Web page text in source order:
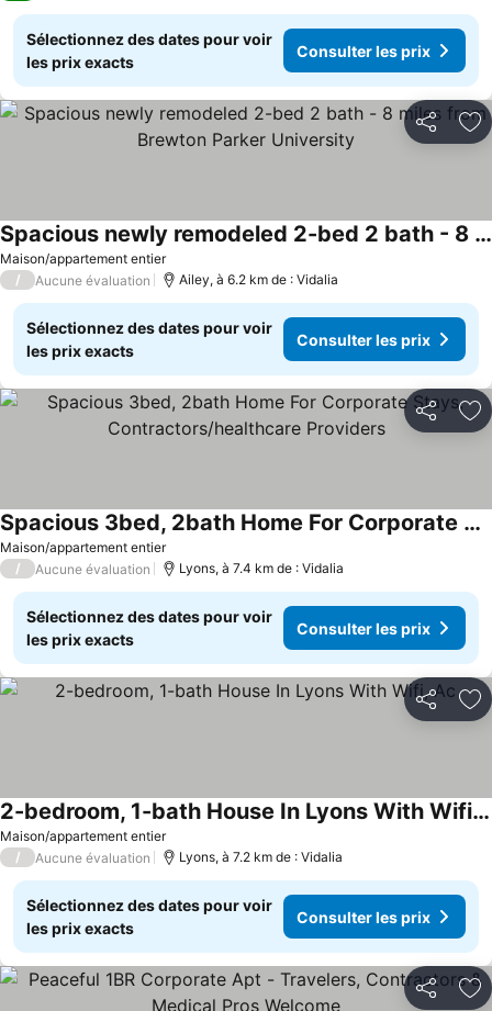
Sélectionnez des dates pour voir
les prix exacts
Consulter les prix
Partager
Maison/appartement entier
Spacious newly remodeled 2-bed 2 bath - 8 miles from Brewton Parker University
/ Aucune évaluation Ailey, à 6.2 km de : Vidalia
Sélectionnez des dates pour voir
les prix exacts
Consulter les prix
Partager
Maison/appartement entier
Spacious 3bed, 2bath Home For Corporate Stays, Contractors/healthcare Providers
/ Aucune évaluation Lyons, à 7.4 km de : Vidalia
Sélectionnez des dates pour voir
les prix exacts
Consulter les prix
Partager
Maison/appartement entier
2-bedroom, 1-bath House In Lyons With Wifi, Ac
/ Aucune évaluation Lyons, à 7.2 km de : Vidalia
Sélectionnez des dates pour voir
les prix exacts
Consulter les prix
Partager